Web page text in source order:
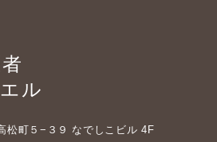
ル
松町５−３９ なでしこビル 4F